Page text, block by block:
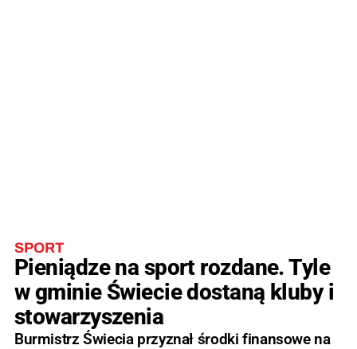
SPORT
Pieniądze na sport rozdane. Tyle
w gminie Świecie dostaną kluby i
stowarzyszenia
Burmistrz Świecia przyznał środki finansowe na